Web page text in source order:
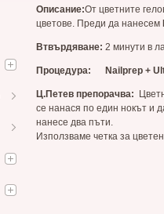
Описаниe:От цветните
цветове. Преди да нанесем
Втвърдяване: 2 минути в
Процедура: Nailprep +
Ц.Петев препорачва:
се нанася по един нокът и
нанесе два пъти.
Използваме четка за